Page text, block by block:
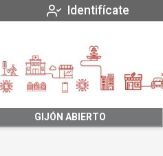
Identifícate
GIJÓN ABIERTO